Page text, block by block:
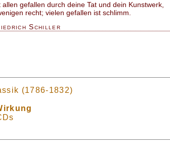
gefallen durch deine Tat und dein Kunstwerk,
recht; vielen gefallen ist schlimm.
Schiller
(1786-1832)